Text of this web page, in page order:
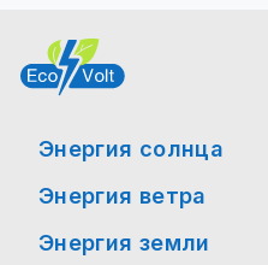
Энергия солнца
Мероприятия
Интересные факты
Энергия ветра
Мероприятия
Энергия земли